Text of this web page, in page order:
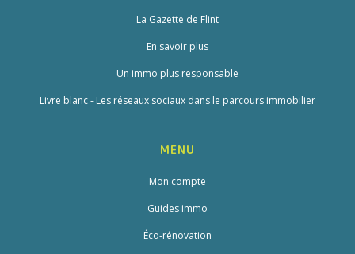
La Gazette de Flint
En savoir plus
Un immo plus responsable
Livre blanc - Les réseaux sociaux dans le parcours immobilier
MENU
Mon compte
Guides immo
Éco-rénovation